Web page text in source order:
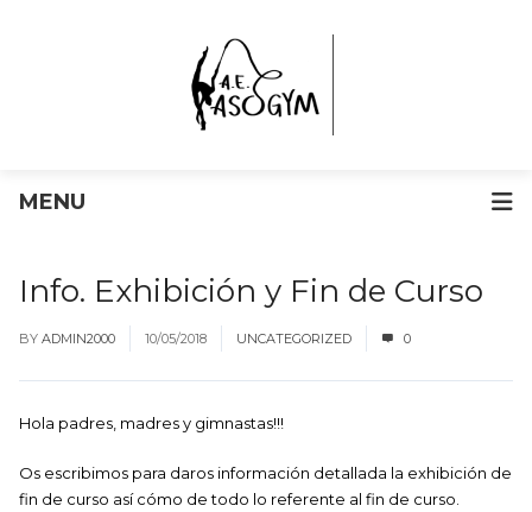
MENU
Info. Exhibición y Fin de Curso
BY ADMIN2000 10/05/2018 UNCATEGORIZED 0
Hola padres, madres y gimnastas!!!
Os escribimos para daros información detallada la exhibición de
fin de curso así cómo de todo lo referente al fin de curso.